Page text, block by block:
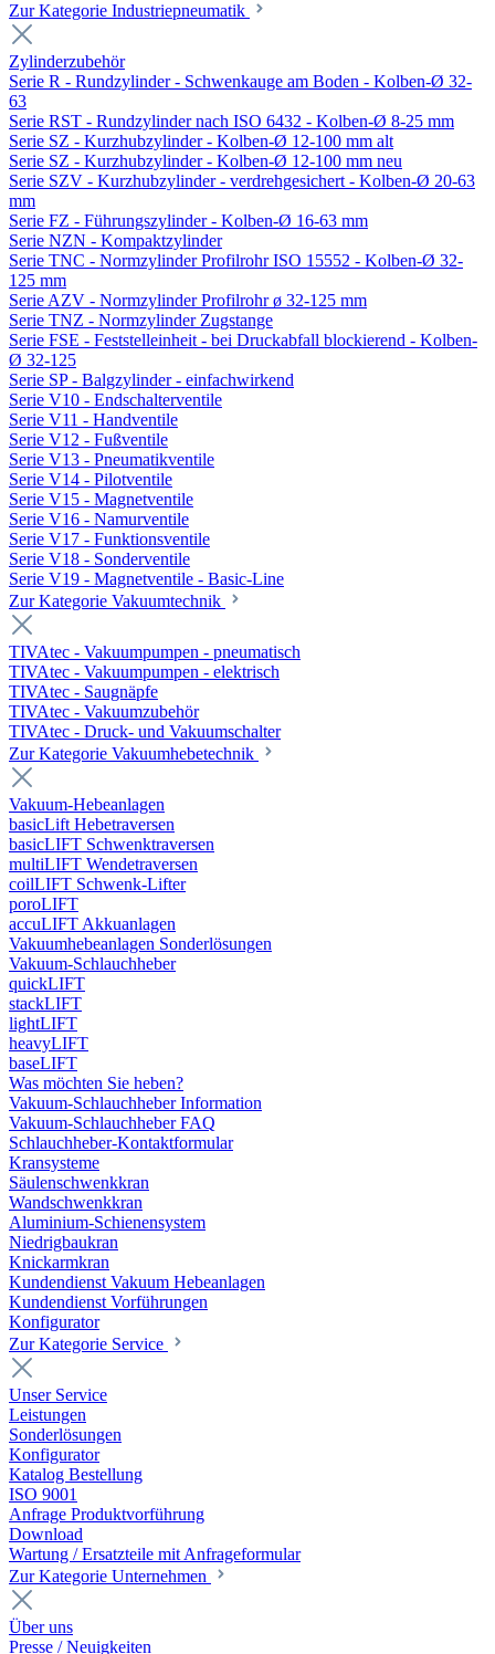
Zur Kategorie Industriepneumatik
Zylinderzubehör
Serie R - Rundzylinder - Schwenkauge am Boden - Kolben-Ø 32-
63
Serie RST - Rundzylinder nach ISO 6432 - Kolben-Ø 8-25 mm
Serie SZ - Kurzhubzylinder - Kolben-Ø 12-100 mm alt
Serie SZ - Kurzhubzylinder - Kolben-Ø 12-100 mm neu
Serie SZV - Kurzhubzylinder - verdrehgesichert - Kolben-Ø 20-63
mm
Serie FZ - Führungszylinder - Kolben-Ø 16-63 mm
Serie NZN - Kompaktzylinder
Serie TNC - Normzylinder Profilrohr ISO 15552 - Kolben-Ø 32-
125 mm
Serie AZV - Normzylinder Profilrohr ø 32-125 mm
Serie TNZ - Normzylinder Zugstange
Serie FSE - Feststelleinheit - bei Druckabfall blockierend - Kolben-
Ø 32-125
Serie SP - Balgzylinder - einfachwirkend
Serie V10 - Endschalterventile
Serie V11 - Handventile
Serie V12 - Fußventile
Serie V13 - Pneumatikventile
Serie V14 - Pilotventile
Serie V15 - Magnetventile
Serie V16 - Namurventile
Serie V17 - Funktionsventile
Serie V18 - Sonderventile
Serie V19 - Magnetventile - Basic-Line
Zur Kategorie Vakuumtechnik
TIVAtec - Vakuumpumpen - pneumatisch
TIVAtec - Vakuumpumpen - elektrisch
TIVAtec - Saugnäpfe
TIVAtec - Vakuumzubehör
TIVAtec - Druck- und Vakuumschalter
Zur Kategorie Vakuumhebetechnik
Vakuum-Hebeanlagen
basicLift Hebetraversen
basicLIFT Schwenktraversen
multiLIFT Wendetraversen
coilLIFT Schwenk-Lifter
poroLIFT
accuLIFT Akkuanlagen
Vakuumhebeanlagen Sonderlösungen
Vakuum-Schlauchheber
quickLIFT
stackLIFT
lightLIFT
heavyLIFT
baseLIFT
Was möchten Sie heben?
Vakuum-Schlauchheber Information
Vakuum-Schlauchheber FAQ
Schlauchheber-Kontaktformular
Kransysteme
Säulenschwenkkran
Wandschwenkkran
Aluminium-Schienensystem
Niedrigbaukran
Knickarmkran
Kundendienst Vakuum Hebeanlagen
Kundendienst Vorführungen
Konfigurator
Zur Kategorie Service
Unser Service
Leistungen
Sonderlösungen
Konfigurator
Katalog Bestellung
ISO 9001
Anfrage Produktvorführung
Download
Wartung / Ersatzteile mit Anfrageformular
Zur Kategorie Unternehmen
Über uns
Presse / Neuigkeiten